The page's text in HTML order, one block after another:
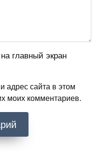
главный экран
адрес сайта в этом
моих комментариев.